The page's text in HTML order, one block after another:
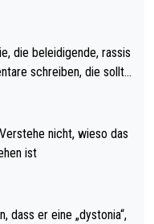
bei Archie Self letzt
Weltmeister durch
Mitchel sich das (in Ve
die beleidigende, rassis
schreiben, die sollte
mich: Luke Little
Social Media GvV p
öfters mal gegen Ric
nicht, wieso das
ist
dass er eine „dystonia“,